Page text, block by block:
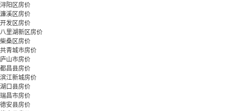
浔阳区房价
濂溪区房价
开发区房价
八里湖新区房价
柴桑区房价
共青城市房价
庐山市房价
都昌县房价
滨江新城房价
湖口县房价
瑞昌市房价
德安县房价